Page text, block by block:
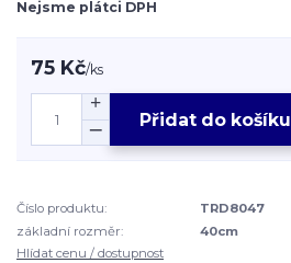
Nejsme plátci DPH
75 Kč/ks
Přidat do košíku
Číslo produktu:
TRD8047
základní rozměr:
40cm
Hlídat cenu / dostupnost